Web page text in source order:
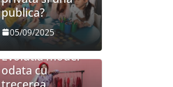
publica?
05/09/2025
Evolutia modei
odata cu